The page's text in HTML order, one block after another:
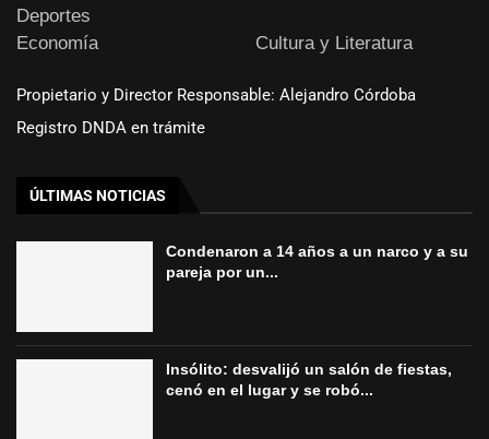
Deportes
Economía
Cultura y Literatura
Propietario y Director Responsable: Alejandro Córdoba
Registro DNDA en trámite
ÚLTIMAS NOTICIAS
Condenaron a 14 años a un narco y a su
pareja por un...
Insólito: desvalijó un salón de fiestas,
cenó en el lugar y se robó...